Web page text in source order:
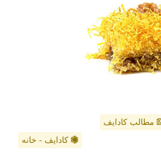
مطالب کادایف
کادایف - خانه